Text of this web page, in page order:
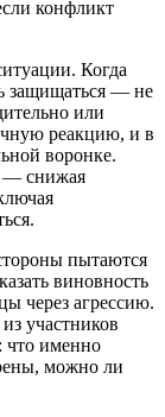
конфликт
Когда
защищаться — не
или
реакцию, и в
воронке.
— снижая
пытаются
виновность
через агрессию.
участников
что именно
можно ли